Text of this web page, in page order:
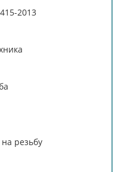
2013
резьбу